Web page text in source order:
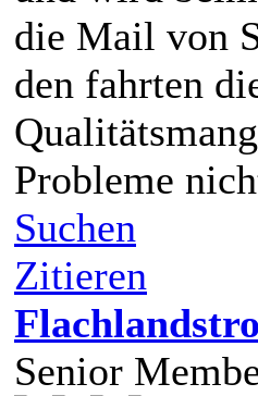
die Mail von
den fahrten
Probleme
Suchen
Zitieren
Senior